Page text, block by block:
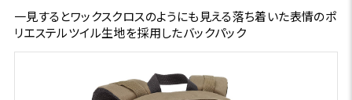
一見するとワックスクロスのようにも見える落ち着いた表情のポ
リエステルツイル生地を採用したバックパック